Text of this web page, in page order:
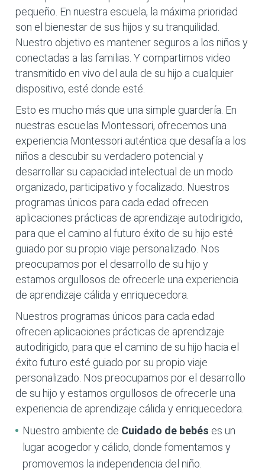
pequeño. En nuestra escuela, la máxima prioridad
son el bienestar de sus hijos y su tranquilidad.
Nuestro objetivo es mantener seguros a los niños y
conectadas a las familias. Y compartimos video
transmitido en vivo del aula de su hijo a cualquier
dispositivo, esté donde esté.
Esto es mucho más que una simple guardería. En
nuestras escuelas Montessori, ofrecemos una
experiencia Montessori auténtica que desafía a los
niños a descubir su verdadero potencial y
desarrollar su capacidad intelectual de un modo
organizado, participativo y focalizado. Nuestros
programas únicos para cada edad ofrecen
aplicaciones prácticas de aprendizaje autodirigido,
para que el camino al futuro éxito de su hijo esté
guiado por su propio viaje personalizado. Nos
preocupamos por el desarrollo de su hijo y
estamos orgullosos de ofrecerle una experiencia
de aprendizaje cálida y enriquecedora.
Nuestros programas únicos para cada edad
ofrecen aplicaciones prácticas de aprendizaje
autodirigido, para que el camino de su hijo hacia el
éxito futuro esté guiado por su propio viaje
personalizado. Nos preocupamos por el desarrollo
de su hijo y estamos orgullosos de ofrecerle una
experiencia de aprendizaje cálida y enriquecedora.
Nuestro ambiente de Cuidado de bebés es un
lugar acogedor y cálido, donde fomentamos y
promovemos la independencia del niño.